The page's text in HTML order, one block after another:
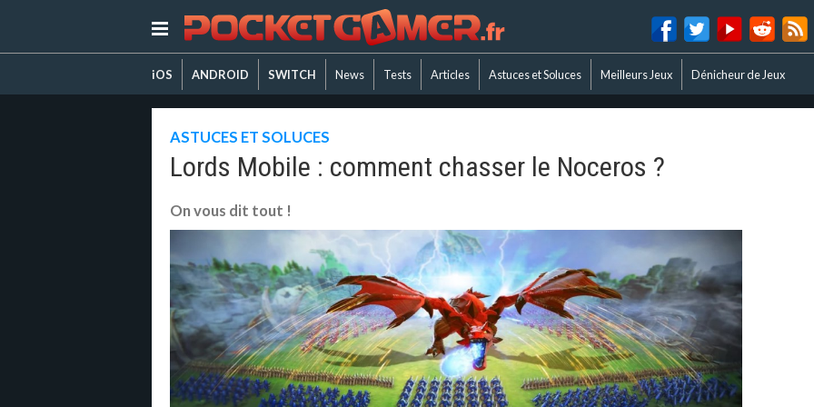
iOS ANDROID SWITCH News Tests Articles Astuces et Soluces Meilleurs Jeux Dénicheur de Jeux
ASTUCES ET SOLUCES
Lords Mobile : comment chasser le Noceros ?
On vous dit tout !